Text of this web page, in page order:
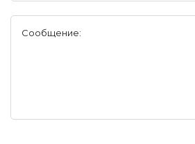
Сообщение: